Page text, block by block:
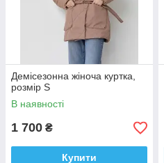
Демісезонна жіноча куртка,
розмір S
В наявності
1 700 ₴
Купити